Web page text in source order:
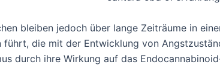
bleiben jedoch über lange Zeiträume in
führt, die mit der Entwicklung von
durch ihre Wirkung auf das